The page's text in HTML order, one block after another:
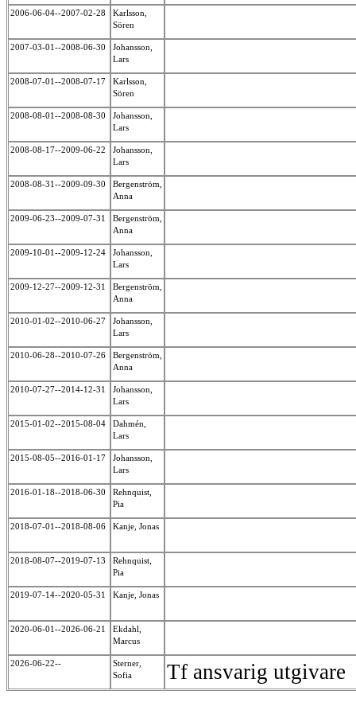
2006-06-04--2007-02-28
Karlsson,
Sören
2007-03-01--2008-06-30
Johansson,
Lars
2008-07-01--2008-07-17
Karlsson,
Sören
2008-08-01--2008-08-30
Johansson,
Lars
2008-08-17--2009-06-22
Johansson,
Lars
2008-08-31--2009-09-30
Bergenström,
Anna
2009-06-23--2009-07-31
Bergenström,
Anna
2009-10-01--2009-12-24
Johansson,
Lars
2009-12-27--2009-12-31
Bergenström,
Anna
2010-01-02--2010-06-27
Johansson,
Lars
2010-06-28--2010-07-26
Bergenström,
Anna
2010-07-27--2014-12-31
Johansson,
Lars
2015-01-02--2015-08-04
Dahmén,
Lars
2015-08-05--2016-01-17
Johansson,
Lars
2016-01-18--2018-06-30
Rehnquist,
Pia
2018-07-01--2018-08-06 Kanje, Jonas
2018-08-07--2019-07-13
Rehnquist,
Pia
2019-07-14--2020-05-31 Kanje, Jonas
2020-06-01--2026-06-21
Ekdahl,
Marcus
2026-06-22--
Sterner,
Sofia
Tf ansvarig utgivare